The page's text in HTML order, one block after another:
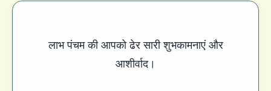
लाभ पंचम की आपको ढेर सारी शुभकामनाएं और
आशीर्वाद।